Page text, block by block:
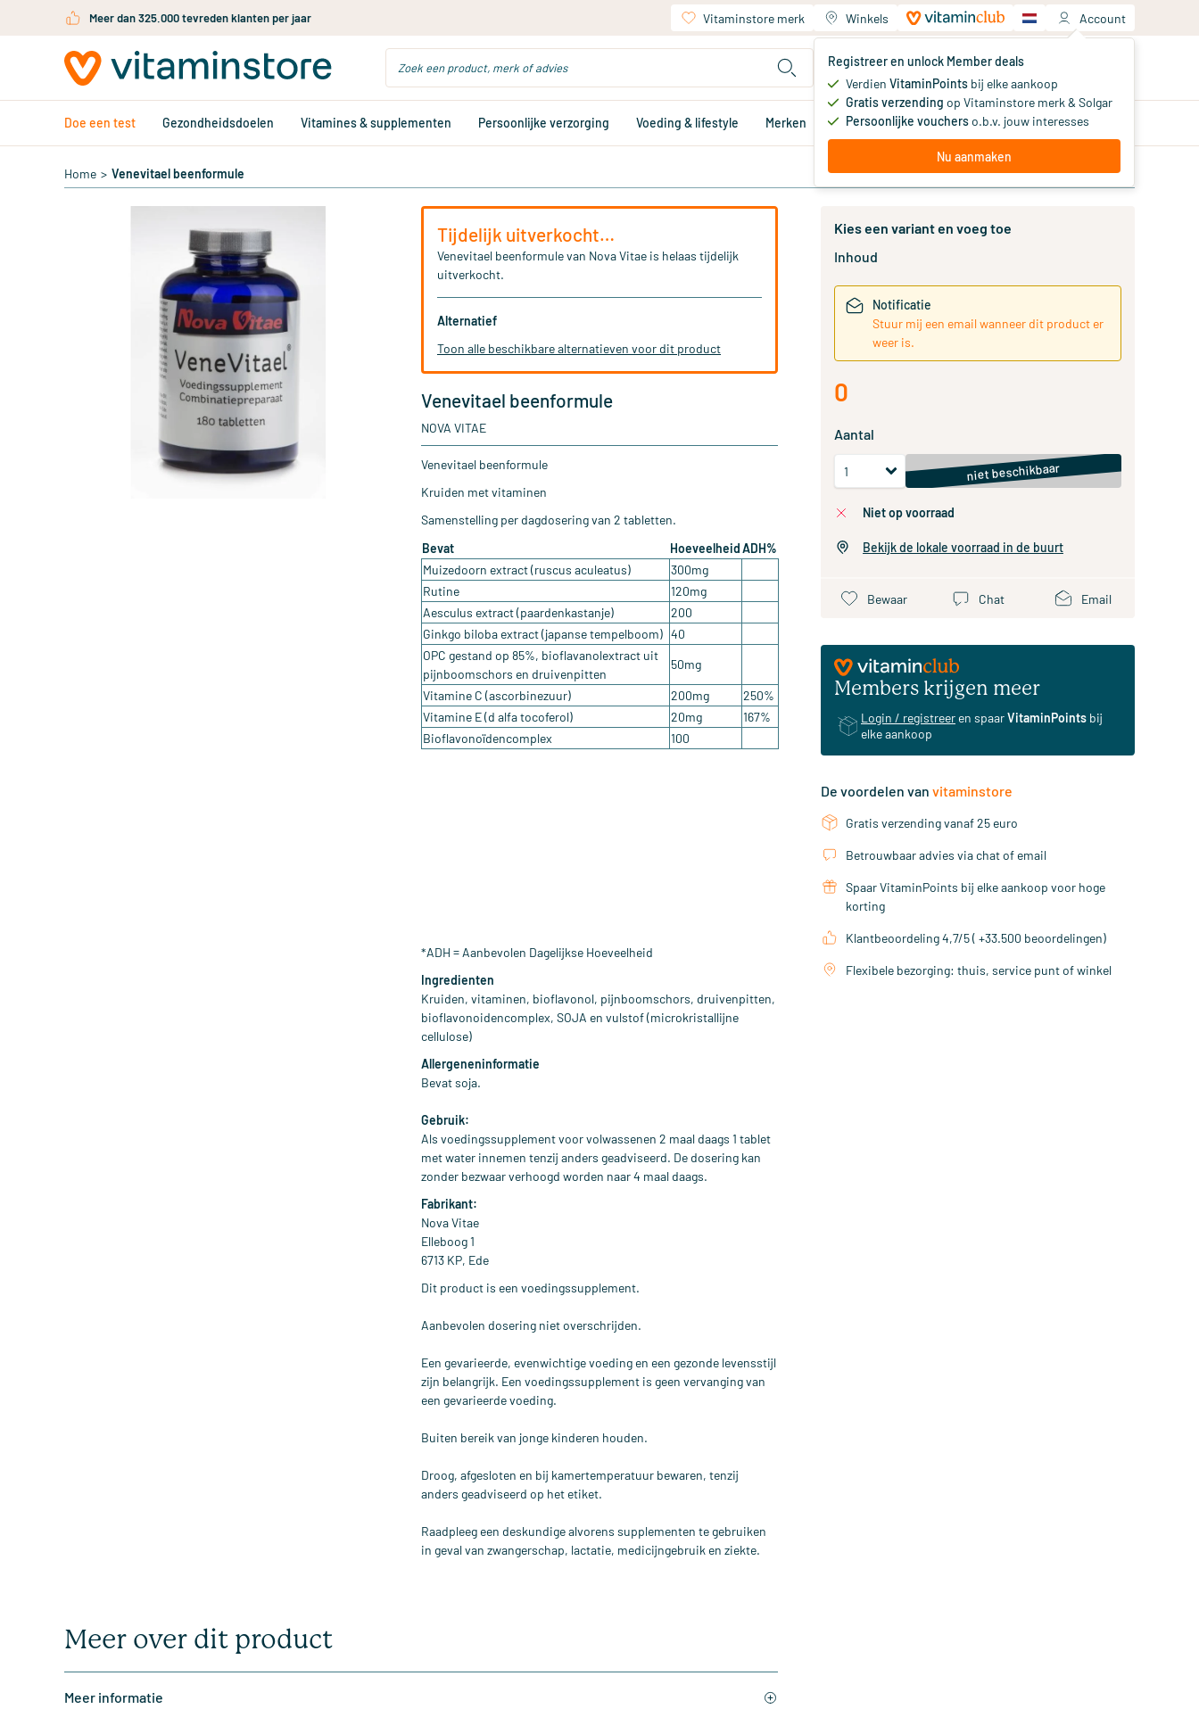
Ga naar de hoofdinhoudMeer dan 325.000 tevreden klanten per jaar Vitaminstore merk Winkels Account
Registreer en unlock Member deals
Verdien VitaminPoints bij elke aankoop
Gratis verzending op Vitaminstore merk & Solgar
Persoonlijke voucherso.b.v. jouw interesses
Nu aanmaken
Jouw winkelwagen
Je hebt nog geen producten
Doe een test Gezondheidsdoelen Vitamines & supplementen Persoonlijke verzorging Voeding & lifestyle Merken Aanbiedingen Memberdeals
Home > Venevitael beenformule
Tijdelijk uitverkocht…
Venevitael beenformule van Nova Vitae is helaas tijdelijk
uitverkocht.
Alternatief
Toon alle beschikbare alternatieven voor dit product
Venevitael beenformule
NOVA VITAE
Venevitael beenformule
Kruiden met vitaminen
Samenstelling per dagdosering van 2 tabletten.
Bevat
HoeveelheidADH%
Muizedoorn extract (ruscus aculeatus)
300mg
Rutine
120mg
Aesculus extract (paardenkastanje)
200
Ginkgo biloba extract (japanse tempelboom) 40
OPC gestand op 85%, bioflavanolextract uit
pijnboomschors en druivenpitten
50mg
Vitamine C (ascorbinezuur) 200mg
250%
Vitamine E (d alfa tocoferol)
20mg
167%
Bioflavonoïdencomplex
100
*ADH = Aanbevolen Dagelijkse Hoeveelheid
Ingredienten
Kruiden, vitaminen, bioflavonol, pijnboomschors, druivenpitten,
bioflavonoidencomplex, SOJA en vulstof (microkristallijne
cellulose)
Allergeneninformatie
Bevat soja.
Gebruik:
Als voedingssupplement voor volwassenen 2 maal daags 1 tablet
met water innemen tenzij anders geadviseerd. De dosering kan
zonder bezwaar verhoogd worden naar 4 maal daags.
Fabrikant:
Nova Vitae
Elleboog 1
6713 KP, Ede
Dit product is een voedingssupplement.
Aanbevolen dosering niet overschrijden.
Een gevarieerde, evenwichtige voeding en een gezonde levensstijl
zijn belangrijk. Een voedingssupplement is geen vervanging van
een gevarieerde voeding.
Buiten bereik van jonge kinderen houden.
Droog, afgesloten en bij kamertemperatuur bewaren, tenzij
anders geadviseerd op het etiket.
Raadpleeg een deskundige alvorens supplementen te gebruiken
in geval van zwangerschap, lactatie, medicijngebruik en ziekte.
Meer over dit product
Meer informatie
Kies een variant en voeg toe
Inhoud
Notificatie
Stuur mij een email wanneer dit product er
weer is.
0
Aantal
niet beschikbaar
niet op voorraad
Bekijk de lokale voorraad in de buurt
Bewaar Chat Email
Members krijgen meer
Login / registreer en spaarVitaminPoints bij
elke aankoop
De voordelen van vitaminstore
Gratis verzending vanaf 25 euro
Betrouwbaar advies via chat of email
Spaar VitaminPoints bij elke aankoop voor hoge
korting
Klantbeoordeling 4,7/5 ( +33.500 beoordelingen)
Flexibele bezorging: thuis, service punt of winkel